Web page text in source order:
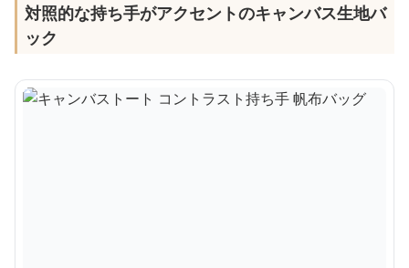
対照的な持ち手がアクセントのキャンバス生地バ
ック